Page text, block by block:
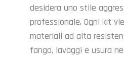
desidera uno stile
professionale. Ogni kit
materiali ad alta
fango, lavaggi e usura